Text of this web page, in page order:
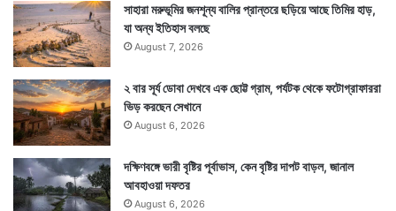
সাহারা মরুভূমির জনশূন্য বালির প্রান্তরে ছড়িয়ে আছে তিমির হাড়,
যা অন্য ইতিহাস বলছে
August 7, 2026
২ বার সূর্য ডোবা দেখবে এক ছোট্ট গ্রাম, পর্যটক থেকে ফটোগ্রাফাররা
ভিড় করছেন সেখানে
August 6, 2026
দক্ষিণবঙ্গে ভারী বৃষ্টির পূর্বাভাস, কেন বৃষ্টির দাপট বাড়ল, জানাল
আবহাওয়া দফতর
August 6, 2026